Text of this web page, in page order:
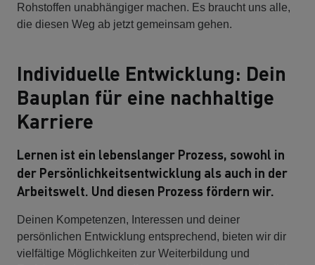
Rohstoffen unabhängiger machen. Es braucht uns alle,
die diesen Weg ab jetzt gemeinsam gehen.
Individuelle Entwicklung: Dein
Bauplan für eine nachhaltige
Karriere
Lernen ist ein lebenslanger Prozess, sowohl in
der Persönlichkeitsentwicklung als auch in der
Arbeitswelt. Und diesen Prozess fördern wir.
Deinen Kompetenzen, Interessen und deiner
persönlichen Entwicklung entsprechend, bieten wir dir
vielfältige Möglichkeiten zur Weiterbildung und